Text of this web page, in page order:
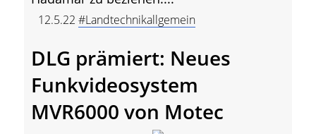
12.5.22 #Landtechnikallgemein
DLG prämiert: Neues
Funkvideosystem
MVR6000 von Motec